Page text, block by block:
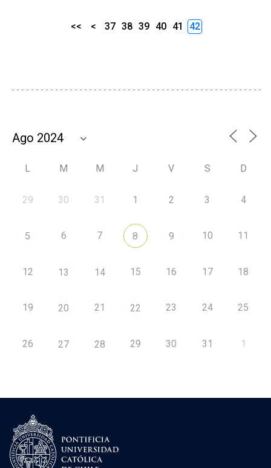
<< < 37 38 39 40 41 42
L M M J V S D
29 30 31 1 2 3 4
5 6 7 8 9 10 11
12 13 14 15 16 17 18
19 20 21 22 23 24 25
26 27 28 29 30 31 1